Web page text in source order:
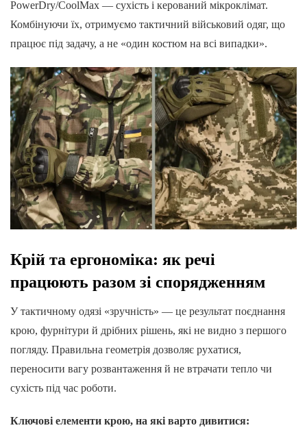
PowerDry/CoolMax — сухість і керований мікроклімат.
Комбінуючи їх, отримуємо тактичний військовий одяг, що
працює під задачу, а не «один костюм на всі випадки».
Крій та ергономіка: як речі
працюють разом зі спорядженням
У тактичному одязі «зручність» — це результат поєднання
крою, фурнітури й дрібних рішень, які не видно з першого
погляду. Правильна геометрія дозволяє рухатися,
переносити вагу розвантаження й не втрачати тепло чи
сухість під час роботи.
Ключові елементи крою, на які варто дивитися: